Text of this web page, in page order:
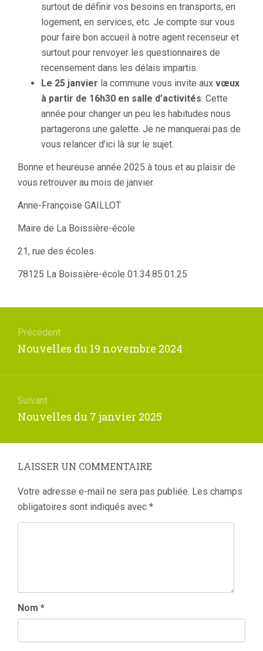
surtout de définir vos besoins en transports, en
logement, en services, etc. Je compte sur vous
pour faire bon accueil à notre agent recenseur et
surtout pour renvoyer les questionnaires de
recensement dans les délais impartis.
Le 25 janvier la commune vous invite aux vœux
à partir de 16h30 en salle d’activités. Cette
année pour changer un peu les habitudes nous
partagerons une galette. Je ne manquerai pas de
vous relancer d’ici là sur le sujet.
Bonne et heureuse année 2025 à tous et au plaisir de
vous retrouver au mois de janvier.
Anne-Françoise GAILLOT
Maire de La Boissière-école
21, rue des écoles
78125 La Boissière-école 01.34.85.01.25
l’article
Précédent
Article
:
Nouvelles du 19 novembre 2024
Suivant
Article
:
Nouvelles du 7 janvier 2025
LAISSER UN COMMENTAIRE
Votre adresse e-mail ne sera pas publiée. Les champs
obligatoires sont indiqués avec *
Nom *